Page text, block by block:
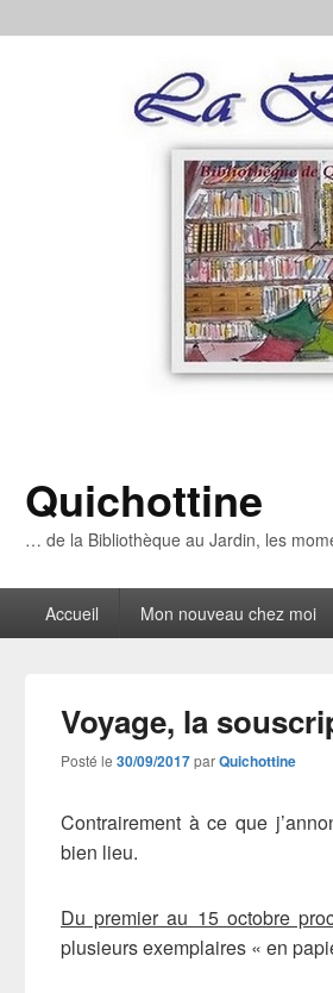
Quichottine
… de la Bibliothèque au Jardin, les
principalAccueil Mon nouveau chez moi
Voyage, la
Posté le 30/09/2017parQuichottine
Contrairement à ce que
bien lieu.
Du premier au 15 octobre
plusieurs exemplaires « en